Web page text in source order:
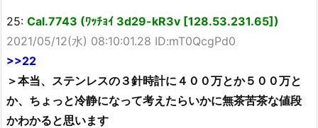
25: Cal.7743 (ﾜｯﾁｮｲ 3d29-kR3v [128.53.231.65])
2021/05/12(水) 08:10:01.28 ID:mT0QcgPd0
>>22
＞本当、ステンレスの３針時計に４００万とか５００万と
か、ちょっと冷静になって考えたらいかに無茶苦茶な値段
かわかると思います